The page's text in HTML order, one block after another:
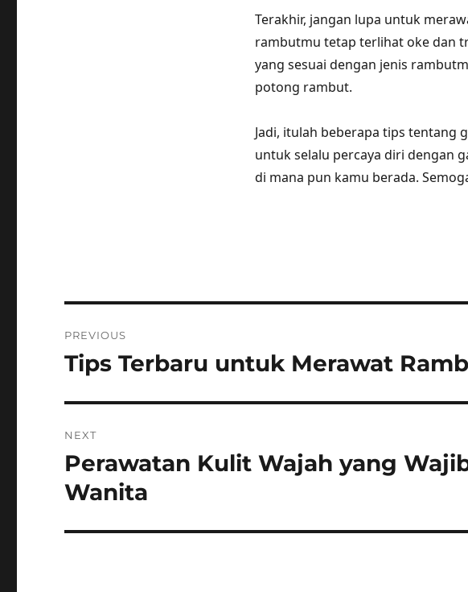
Terakhir, jangan lupa untuk
rambutmu tetap terlihat oke dan
yang sesuai dengan jenis
potong rambut.
Jadi, itulah beberapa tips tentang
untuk selalu percaya diri dengan
di mana pun kamu berada.
navigation
PREVIOUS
Previous
Tips Terbaru untuk Merawat
NEXT
Next
post:
Perawatan Kulit Wajah yang
Wanita